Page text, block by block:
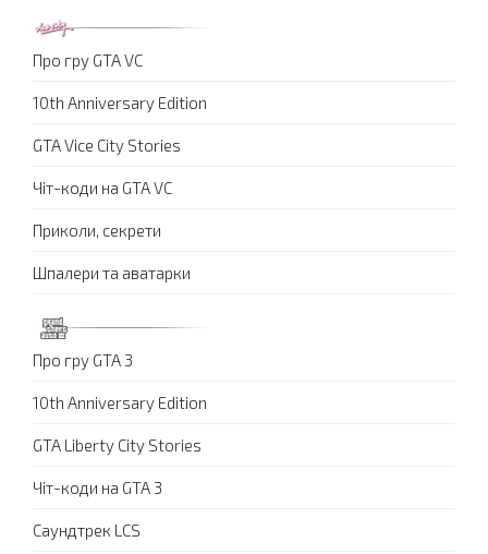
Про гру GTA VC
10th Anniversary Edition
GTA Vice City Stories
Чіт-коди на GTA VC
Приколи, секрети
Шпалери та аватарки
Про гру GTA 3
10th Anniversary Edition
GTA Liberty City Stories
Чіт-коди на GTA 3
Саундтрек LCS